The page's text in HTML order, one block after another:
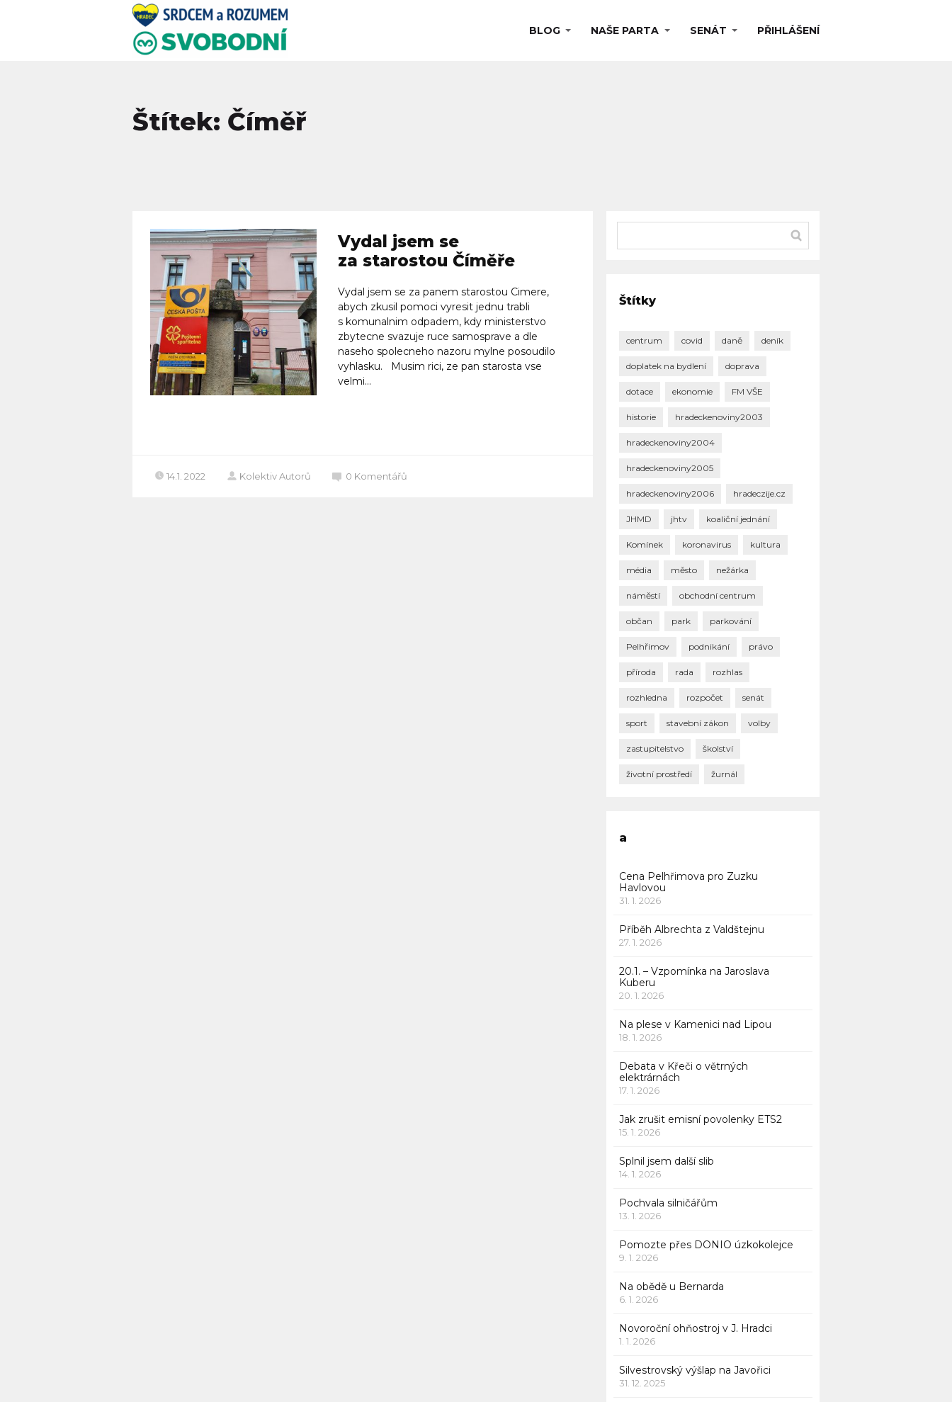
BLOG NAŠE PARTA SENÁT PŘIHLÁŠENÍ
Štítek: Číměř
Vydal jsem se
za starostou Číměře
Vydal jsem se za panem starostou Cimere,
abych zkusil pomoci vyresit jednu trabli
s komunalnim odpadem, kdy ministerstvo
zbytecne svazuje ruce samosprave a dle
naseho spolecneho nazoru mylne posoudilo
vyhlasku. Musim rici, ze pan starosta vse
velmi...
14.1. 2022 Kolektiv Autorů 0 Komentářů
Štítky
centrum covid daně deník
doplatek na bydlení doprava
dotace ekonomie FM VŠE
historie hradeckenoviny2003
hradeckenoviny2004
hradeckenoviny2005
hradeckenoviny2006 hradeczije.cz
JHMD jhtv koaliční jednání
Komínek koronavirus kultura
média město nežárka
náměstí obchodní centrum
občan park parkování
Pelhřimov podnikání právo
příroda rada rozhlas
rozhledna rozpočet senát
sport stavební zákon volby
zastupitelstvo školství
životní prostředí žurnál
a
Cena Pelhřimova pro Zuzku
Havlovou
31. 1. 2026
Příběh Albrechta z Valdštejnu
27. 1. 2026
20.1. – Vzpomínka na Jaroslava
Kuberu
20. 1. 2026
Na plese v Kamenici nad Lipou
18. 1. 2026
Debata v Křeči o větrných
elektrárnách
17. 1. 2026
Jak zrušit emisní povolenky ETS2
15. 1. 2026
Splnil jsem další slib
14. 1. 2026
Pochvala silničářům
13. 1. 2026
Pomozte přes DONIO úzkokolejce
9. 1. 2026
Na obědě u Bernarda
6. 1. 2026
Novoroční ohňostroj v J. Hradci
1. 1. 2026
Silvestrovský výšlap na Javořici
31. 12. 2025